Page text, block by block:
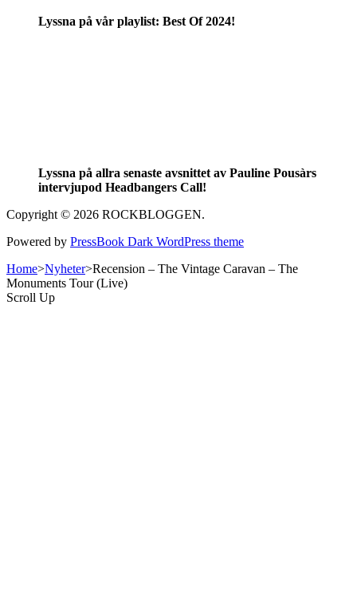
Lyssna på vår playlist: Best Of 2024!
Lyssna på allra senaste avsnittet av Pauline Pousàrs
intervjupod Headbangers Call!
Copyright © 2026 ROCKBLOGGEN.
Powered by PressBook Dark WordPress theme
Home>Nyheter>Recension – The Vintage Caravan – The
Monuments Tour (Live)
Scroll Up